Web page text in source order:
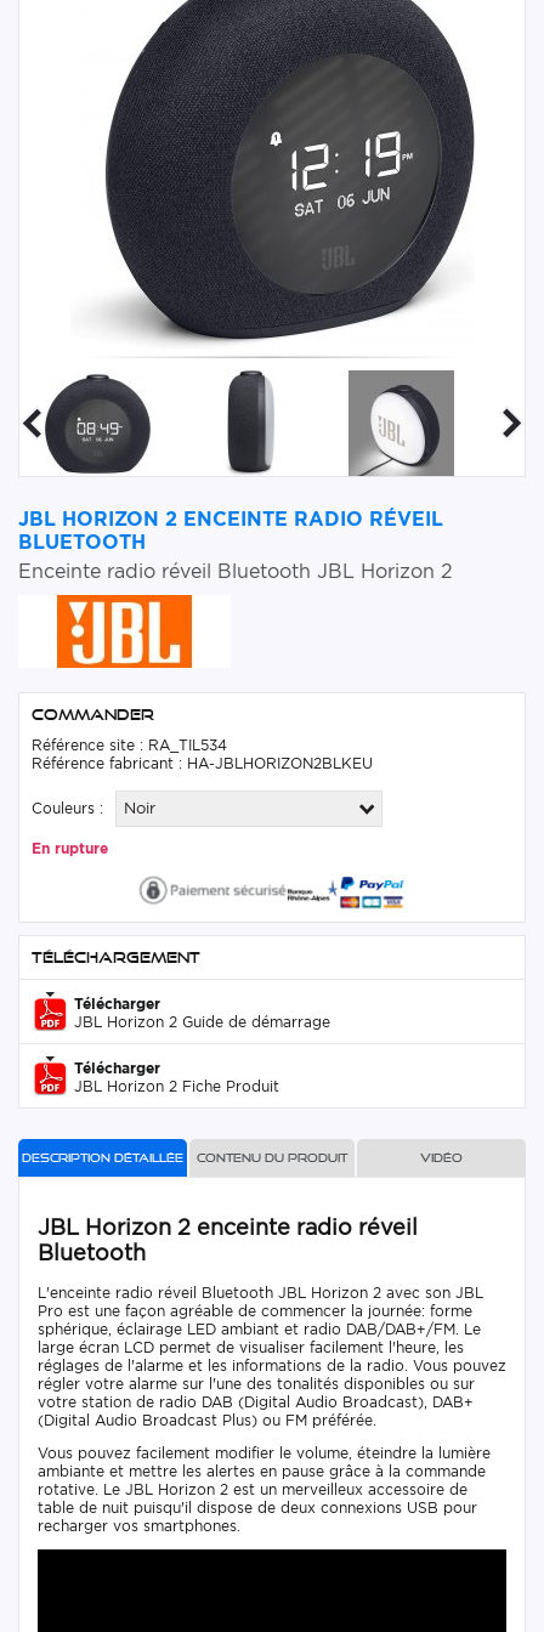
JBL HORIZON 2 ENCEINTE RADIO RÉVEIL
BLUETOOTH
Enceinte radio réveil Bluetooth JBL Horizon 2
Commander
Référence site : RA_TIL534
Référence fabricant : HA-JBLHORIZON2BLKEU
Couleurs : Noir
En rupture
Téléchargement
Télécharger
JBL Horizon 2 Guide de démarrage
Télécharger
JBL Horizon 2 Fiche Produit
Description détaillée Contenu du produit Vidéo
JBL Horizon 2 enceinte radio réveil
Bluetooth
L'enceinte radio réveil Bluetooth JBL Horizon 2 avec son JBL
Pro est une façon agréable de commencer la journée: forme
sphérique, éclairage LED ambiant et radio DAB/DAB+/FM. Le
large écran LCD permet de visualiser facilement l'heure, les
réglages de l'alarme et les informations de la radio. Vous pouvez
régler votre alarme sur l'une des tonalités disponibles ou sur
votre station de radio DAB (Digital Audio Broadcast), DAB+
(Digital Audio Broadcast Plus) ou FM préférée.
Vous pouvez facilement modifier le volume, éteindre la lumière
ambiante et mettre les alertes en pause grâce à la commande
rotative. Le JBL Horizon 2 est un merveilleux accessoire de
table de nuit puisqu'il dispose de deux connexions USB pour
recharger vos smartphones.